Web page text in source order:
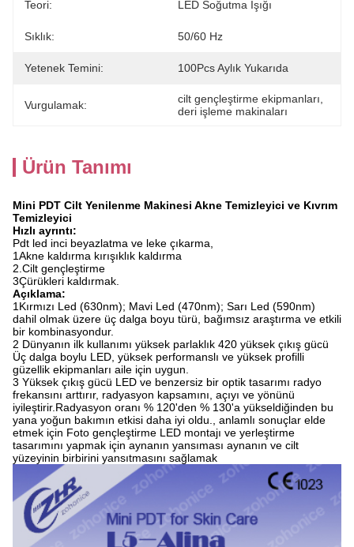
Teori: LED Soğutma Işığı
Sıklık: 50/60 Hz
Yetenek Temini: 100Pcs Aylık Yukarıda
Vurgulamak: cilt gençleştirme ekipmanları
deri işleme makinaları
Ürün Tanımı
Mini PDT Cilt Yenilenme Makinesi Akne Temizleyici ve Kıvrım
Temizleyici
Hızlı ayrıntı:
Pdt led inci beyazlatma ve leke çıkarma,
1Akne kaldırma kırışıklık kaldırma
2.Cilt gençleştirme
3Çürükleri kaldırmak.
Açıklama:
1Kırmızı Led (630nm); Mavi Led (470nm); Sarı Led (590nm)
dahil olmak üzere üç dalga boyu türü, bağımsız araştırma ve etkili
bir kombinasyondur.
2 Dünyanın ilk kullanımı yüksek parlaklık 420 yüksek çıkış gücü
Üç dalga boylu LED, yüksek performanslı ve yüksek profilli
güzellik ekipmanları aile için uygun.
3 Yüksek çıkış gücü LED ve benzersiz bir optik tasarımı radyo
frekansını arttırır, radyasyon kapsamını, açıyı ve yönünü
iyileştirir.Radyasyon oranı % 120'den % 130'a yükseldiğinden bu
yana yoğun bakımın etkisi daha iyi oldu., anlamlı sonuçlar elde
etmek için Foto gençleştirme LED montajı ve yerleştirme
tasarımını yapmak için aynanın yansıması aynanın ve cilt
yüzeyinin birbirini yansıtmasını sağlamak